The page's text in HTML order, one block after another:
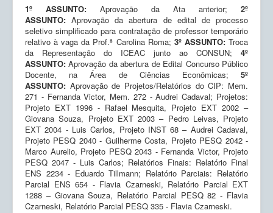
Empresas Júnior
Produção científica
Planos de Ação
Atos Normativos
Calendário
Solicitações
1º ASSUNTO: Aprovação da Ata anterior; 2º
ASSUNTO:Aprovação da abertura de edital de processo
seletivo simplificado para contratação de professor temporário
relativo à vaga da Prof.ª Carolina Roma; 3º ASSUNTO:Troca
da Representação do ICEAC junto ao CONSUN; 4º
ASSUNTO:Aprovação da abertura de Edital Concurso Público
Docente, na Área de Ciências Econômicas; 5º
ASSUNTO: Aprovação de Projetos/Relatórios do CIP: Mem.
271 - Fernanda Victor, Mem. 272 - Audrei Cadaval; Projetos:
Projeto EXT 1996 - Rafael Mesquita, Projeto EXT 2002 –
Giovana Souza, Projeto EXT 2003 – Pedro Leivas, Projeto
EXT 2004 - Luis Carlos, Projeto INST 68 – Audrei Cadaval,
Projeto PESQ 2040 - Guilherme Costa, Projeto PESQ 2042 -
Marco Aurelio, Projeto PESQ 2043 - Fernanda Victor, Projeto
PESQ 2047 - Luis Carlos; Relatórios Finais: Relatório Final
ENS 2234 - Eduardo Tillmann; Relatório Parciais: Relatório
Parcial ENS 654 - Flavia Czarneski, Relatório Parcial EXT
1288 – Giovana Souza, Relatório Parcial PESQ 82 - Flavia
Czarneski, Relatório Parcial PESQ 335 - Flavia Czarneski.